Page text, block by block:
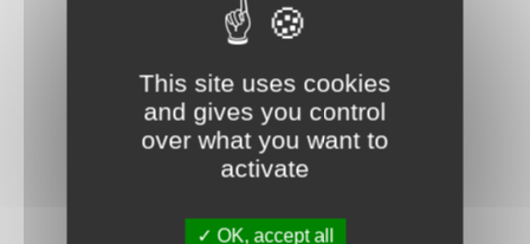
This site uses cookies
and gives you control
over what you want to
activate
OK, accept all